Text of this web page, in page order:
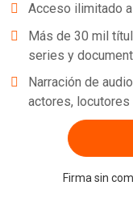
Acceso ilimitado
Más de 30 mil
series y
Narración de
actores,
Firma sin